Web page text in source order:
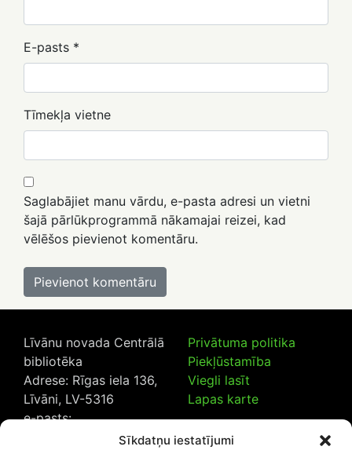
Sīkdatņu iestatījumi
E-pasts *
Tīmekļa vietne
Saglabājiet manu vārdu, e-pasta adresi un vietni
šajā pārlūkprogrammā nākamajai reizei, kad
vēlēšos pievienot komentāru.
Līvānu novada Centrālā
bibliotēka
Adrese: Rīgas iela 136,
Līvāni, LV-5316
e-pasts:
Privātuma politika
Piekļūstamība
Viegli lasīt
Lapas karte